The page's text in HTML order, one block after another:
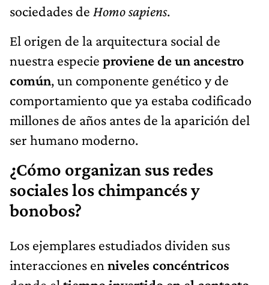
sociedades de Homo sapiens.
El origen de la arquitectura social de
nuestra especie proviene de un ancestro
común, un componente genético y de
comportamiento que ya estaba codificado
millones de años antes de la aparición del
ser humano moderno.
¿Cómo organizan sus redes
sociales los chimpancés y
bonobos?
Los ejemplares estudiados dividen sus
interacciones en niveles concéntricos